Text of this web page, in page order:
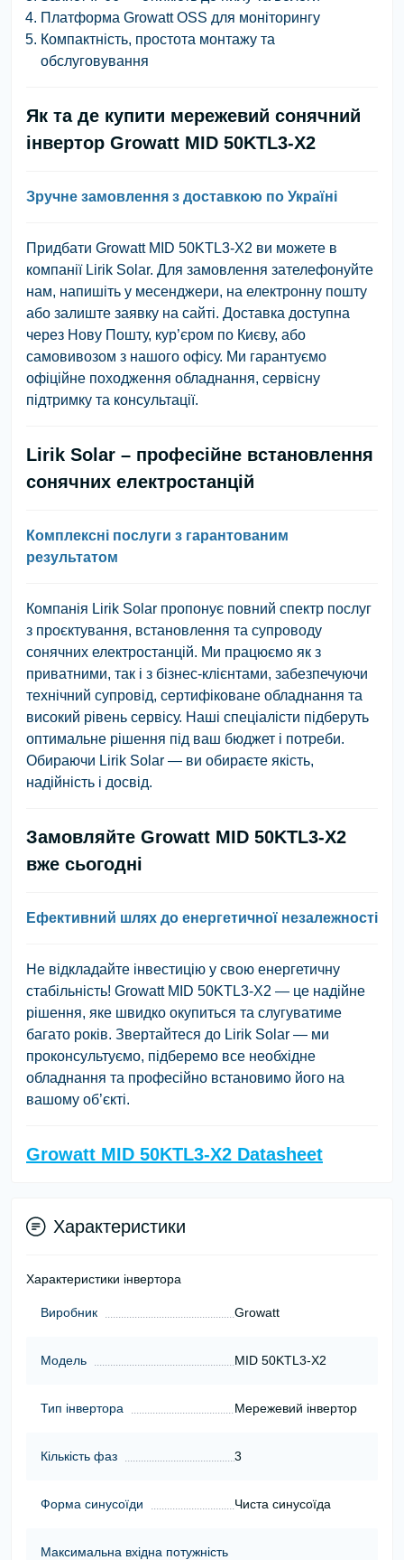
Платформа Growatt OSS для моніторингу
Компактність, простота монтажу та
обслуговування
Як та де купити мережевий сонячний
інвертор Growatt MID 50KTL3-X2
Зручне замовлення з доставкою по Україні
Придбати Growatt MID 50KTL3-X2 ви можете в
компанії Lirik Solar. Для замовлення зателефонуйте
нам, напишіть у месенджери, на електронну пошту
або залиште заявку на сайті. Доставка доступна
через Нову Пошту, кур’єром по Києву, або
самовивозом з нашого офісу. Ми гарантуємо
офіційне походження обладнання, сервісну
підтримку та консультації.
Lirik Solar – професійне встановлення
сонячних електростанцій
Комплексні послуги з гарантованим
результатом
Компанія Lirik Solar пропонує повний спектр послуг
з проєктування, встановлення та супроводу
сонячних електростанцій. Ми працюємо як з
приватними, так і з бізнес-клієнтами, забезпечуючи
технічний супровід, сертифіковане обладнання та
високий рівень сервісу. Наші спеціалісти підберуть
оптимальне рішення під ваш бюджет і потреби.
Обираючи Lirik Solar — ви обираєте якість,
надійність і досвід.
Замовляйте Growatt MID 50KTL3-X2
вже сьогодні
Ефективний шлях до енергетичної незалежності
Не відкладайте інвестицію у свою енергетичну
стабільність! Growatt MID 50KTL3-X2 — це надійне
рішення, яке швидко окупиться та слугуватиме
багато років. Звертайтеся до Lirik Solar — ми
проконсультуємо, підберемо все необхідне
обладнання та професійно встановимо його на
вашому об’єкті.
Growatt MID 50KTL3-X2 Datasheet
Характеристики
Характеристики інвертора
Виробник Growatt
Модель MID 50KTL3-X2
Тип інвертора Мережевий інвертор
Кількість фаз 3
Форма синусоїди Чиста синусоїда
Максимальна вхідна потужність